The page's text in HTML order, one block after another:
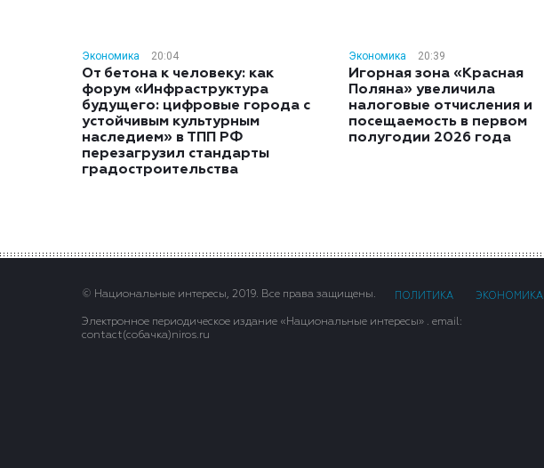
Экономика 20:04
От бетона к человеку: как
форум «Инфраструктура
будущего: цифровые города с
устойчивым культурным
наследием» в ТПП РФ
перезагрузил стандарты
градостроительства
Экономика 20:39
Игорная зона «Красная
Поляна» увеличила
налоговые отчисления и
посещаемость в первом
полугодии 2026 года
© Национальные интересы, 2019. Все права защищены. ПОЛИТИКА ЭКОНОМИКА
Электронное периодическое издание «Национальные интересы» . email:
contact(сoбaчка)niros.ru